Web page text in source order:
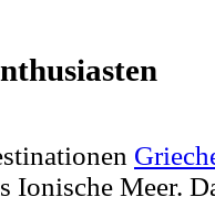
Ionische Meer.